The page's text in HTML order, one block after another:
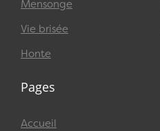
Mensonge
Vie brisée
Honte
Pages
Accueil